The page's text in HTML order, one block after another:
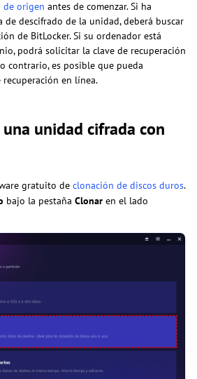
de origen antes de comenzar. Si ha
de descifrado de la unidad, deberá buscar
de BitLocker. Si su ordenador está
podrá solicitar la clave de recuperación
contrario, es posible que pueda
en línea.
unidad cifrada con
gratuito de clonación de discos duros.
bajo la pestaña Clonar en el lado